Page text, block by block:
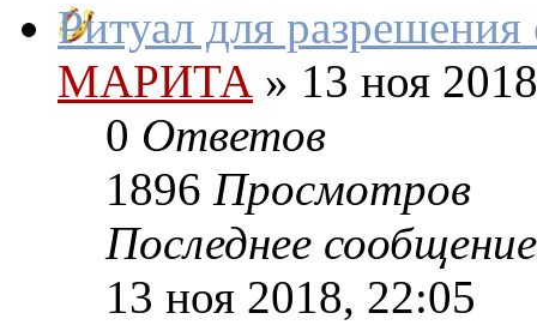
Ритуал для разрешения
МАРИТА » 13 ноя
0 Ответов
1896 Просмотров
Последнее сообщение
13 ноя 2018, 22:05